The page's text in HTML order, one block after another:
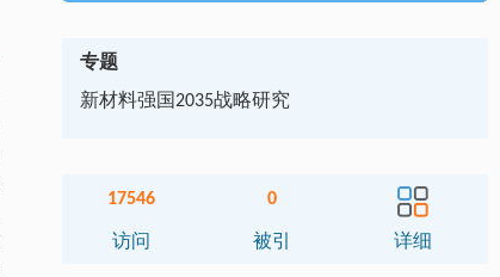
专题
新材料强国2035战略研究
17546
访问
0
被引 详细